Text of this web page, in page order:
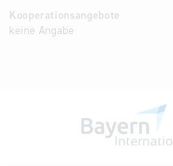
Kooperationsangebote
keine Angabe